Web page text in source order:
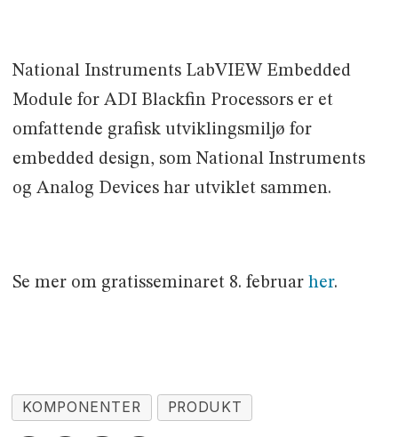
National Instruments LabVIEW Embedded
Module for ADI Blackfin Processors er et
omfattende grafisk utviklingsmiljø for
embedded design, som National Instruments
og Analog Devices har utviklet sammen.
Se mer om gratisseminaret 8. februar her.
KOMPONENTER PRODUKT